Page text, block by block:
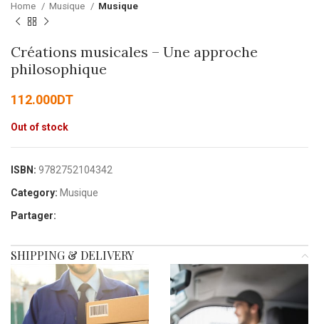
Home Musique Musique
Créations musicales – Une approche
philosophique
112.000DT
Out of stock
ISBN: 9782752104342
Category: Musique
Partager:
SHIPPING & DELIVERY